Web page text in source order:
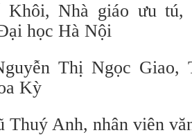
Nhà giáo ưu tú,
học Hà Nội
Thị Ngọc
Kỳ
Thuý Anh, nhân viên